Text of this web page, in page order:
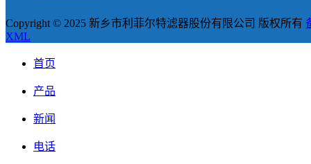
Copyright © 2025 新乡市利菲尔特滤器股份有限公司 版权所有
XML
首页
产品
新闻
电话